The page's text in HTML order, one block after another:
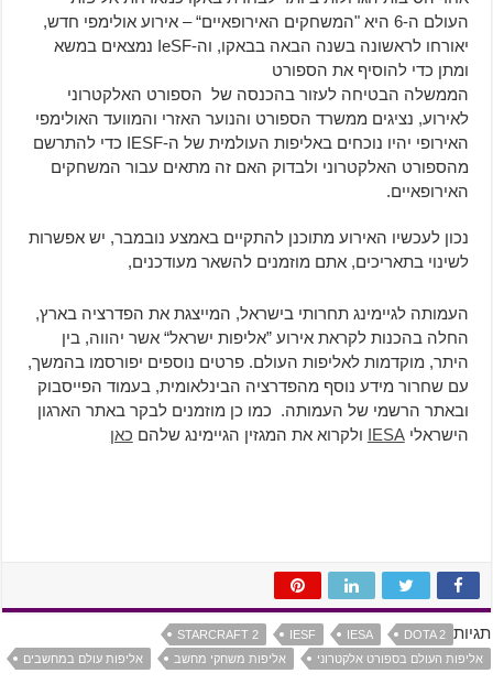
העולם ה-6 היא "המשחקים האירופאיים“ – אירוע אולימפי חדש,
יאורחו לראשונה בשנה הבאה בבאקו, וה-IeSF נמצאים במשא
ומתן כדי להוסיף את הספורט
הממשלה הבטיחה לעזור בהכנסה של הספורט האלקטרוני
לאירוע, נציגים ממשרד הספורט והנוער האזרי והמוועד האולימפי
האירופי יהיו נוכחים באליפות העולמית של ה-IESF כדי להתרשם
מהספורט האלקטרוני ולבדוק האם זה מתאים עבור המשחקים
האירופאיים.
נכון לעכשיו האירוע מתוכנן להתקיים באמצע נובמבר, יש אפשרות
לשינוי בתאריכים, אתם מוזמנים להשאר מעודכנים,
העמותה לגיימינג תחרותי בישראל, המייצגת את הפדרציה בארץ,
החלה בהכנות לקראת אירוע ”אליפות ישראל“ אשר יהווה, בין
היתר, מוקדמות לאליפות העולם. פרטים נוספים יפורסמו בהמשך,
עם שחרור מידע נוסף מהפדרציה הבינלאומית, בעמוד הפייסבוק
ובאתר הרשמי של העמותה. כמו כן מוזמנים לבקר באתר הארגון
הישראלי IESAולקרוא את המגזין הגיימינג שלהם כאן
תגיות DOTA 2
IESA
IESF
STARCRAFT 2
אליפות העולם בספורט אלקטרוני
אליפות משחקי מחשב אליפות עולם במחשבים